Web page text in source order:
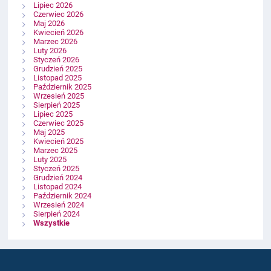
Lipiec 2026
Czerwiec 2026
Maj 2026
Kwiecień 2026
Marzec 2026
Luty 2026
Styczeń 2026
Grudzień 2025
Listopad 2025
Październik 2025
Wrzesień 2025
Sierpień 2025
Lipiec 2025
Czerwiec 2025
Maj 2025
Kwiecień 2025
Marzec 2025
Luty 2025
Styczeń 2025
Grudzień 2024
Listopad 2024
Październik 2024
Wrzesień 2024
Sierpień 2024
Wszystkie